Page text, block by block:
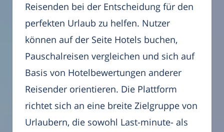
Reisenden bei der Entscheidung für den
perfekten Urlaub zu helfen. Nutzer
können auf der Seite Hotels buchen,
Pauschalreisen vergleichen und sich auf
Basis von Hotelbewertungen anderer
Reisender orientieren. Die Plattform
richtet sich an eine breite Zielgruppe von
Urlaubern, die sowohl Last-minute- als